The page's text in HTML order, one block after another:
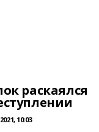
раскаялся
10:03